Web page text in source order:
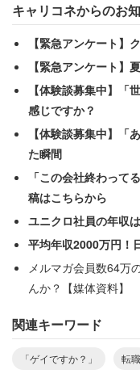
「ゲイですか？
なんと、WEB面接を
いてきたあの面接官
会社に移ったのだろ
「こいつの下では絶
内定もお断りしました
そんなヤバイ採用担
が賢明だろう。しか
っている男性。今頃
キャリコネからのお
【緊急アンケート】
【緊急アンケート】
【体験談募集中】「
感じですか？
【体験談募集中】「
た瞬間
「この会社終わっ
稿はこちらから
ユニクロ社員の年収
平均年収2000万円！
メルマガ会員数64万
んか？【媒体資料】
関連キーワード
「ゲイですか？」 転職